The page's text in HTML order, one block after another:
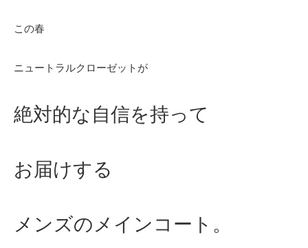
この春
ニュートラルクローゼットが
絶対的な自信を持って
お届けする
メンズのメインコート。